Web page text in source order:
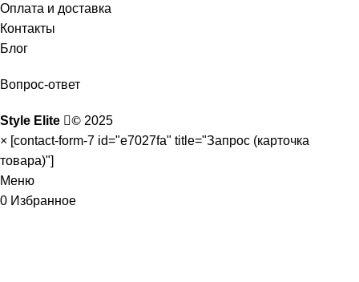
Оплата и доставка
Контакты
Блог
Вопрос-ответ
Style Elite © 2025
× [contact-form-7 id="e7027fa" title="Запрос (карточка
товара)"]
Меню
0 Избранное